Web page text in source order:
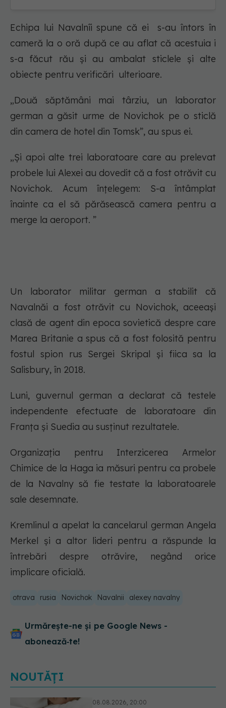
Echipa lui Navalnîi spune că ei s-au întors în
cameră la o oră după ce au aflat că acestuia i
s-a făcut rău și au ambalat sticlele și alte
obiecte pentru verificări ulterioare.
„Două săptămâni mai târziu, un laborator
german a găsit urme de Novichok pe o sticlă
din camera de hotel din Tomsk”, au spus ei.
„Și apoi alte trei laboratoare care au prelevat
probele lui Alexei au dovedit că a fost otrăvit cu
Novichok. Acum înțelegem: S-a întâmplat
înainte ca el să părăsească camera pentru a
merge la aeroport. ”
Un laborator militar german a stabilit că
Navalnăi a fost otrăvit cu Novichok, aceeași
clasă de agent din epoca sovietică despre care
Marea Britanie a spus că a fost folosită pentru
fostul spion rus Sergei Skripal și fiica sa la
Salisbury, în 2018.
Luni, guvernul german a declarat că testele
independente efectuate de laboratoare din
Franța și Suedia au susținut rezultatele.
Organizația pentru Interzicerea Armelor
Chimice de la Haga ia măsuri pentru ca probele
de la Navalny să fie testate la laboratoarele
sale desemnate.
Kremlinul a apelat la cancelarul german Angela
Merkel și a altor lideri pentru a răspunde la
întrebări despre otrăvire, negând orice
implicare oficială.
otrava rusia Novichok Navalnii alexey navalny
Urmărește-ne și pe Google News -
abonează‑te!
NOUTĂȚI